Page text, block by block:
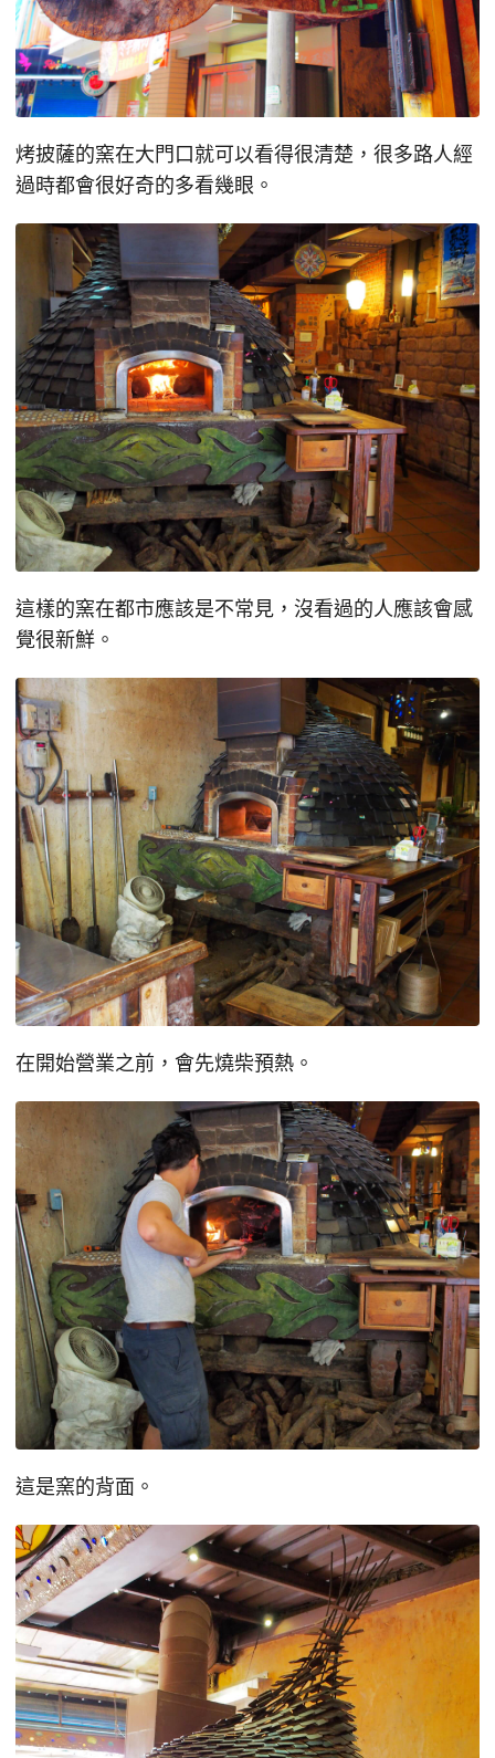
烤披薩的窯在大門口就可以看得很清楚，很多路人經
過時都會很好奇的多看幾眼。
這樣的窯在都市應該是不常見，沒看過的人應該會感
覺很新鮮。
在開始營業之前，會先燒柴預熱。
這是窯的背面。